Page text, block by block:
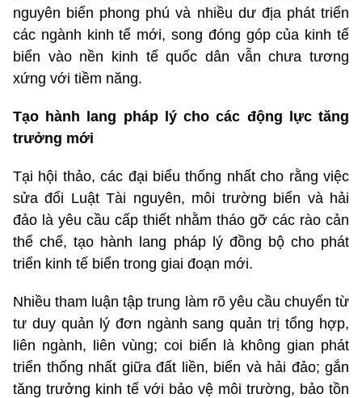
nguyên biển phong phú và nhiều dư địa phát triển
các ngành kinh tế mới, song đóng góp của kinh tế
biển vào nền kinh tế quốc dân vẫn chưa tương
xứng với tiềm năng.
Tạo hành lang pháp lý cho các động lực tăng
trưởng mới
Tại hội thảo, các đại biểu thống nhất cho rằng việc
sửa đổi Luật Tài nguyên, môi trường biển và hải
đảo là yêu cầu cấp thiết nhằm tháo gỡ các rào cản
thể chế, tạo hành lang pháp lý đồng bộ cho phát
triển kinh tế biển trong giai đoạn mới.
Nhiều tham luận tập trung làm rõ yêu cầu chuyển từ
tư duy quản lý đơn ngành sang quản trị tổng hợp,
liên ngành, liên vùng; coi biển là không gian phát
triển thống nhất giữa đất liền, biển và hải đảo; gắn
tăng trưởng kinh tế với bảo vệ môi trường, bảo tồn